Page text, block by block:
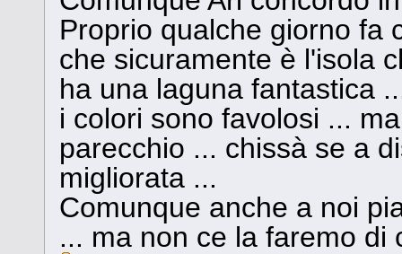
Proprio qualche giorno fa
che sicuramente è l'isola
ha una laguna fantastica
i colori sono favolosi ...
parecchio ... chissà se a
migliorata ...
Comunque anche a noi
... ma non ce la faremo